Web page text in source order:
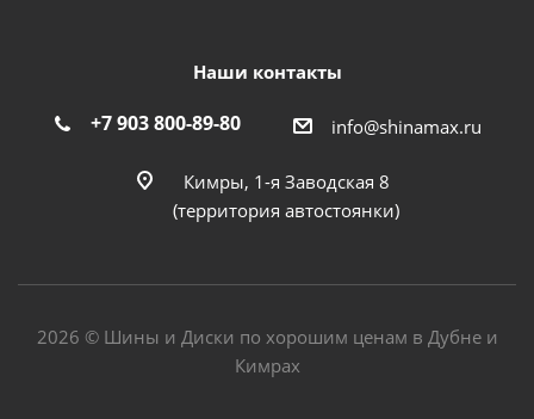
Наши контакты
+7 903 800-89-80 info@shinamax.ru
Кимры, 1-я Заводская 8
(территория автостоянки)
2026 © Шины и Диски по хорошим ценам в Дубне и
Кимрах